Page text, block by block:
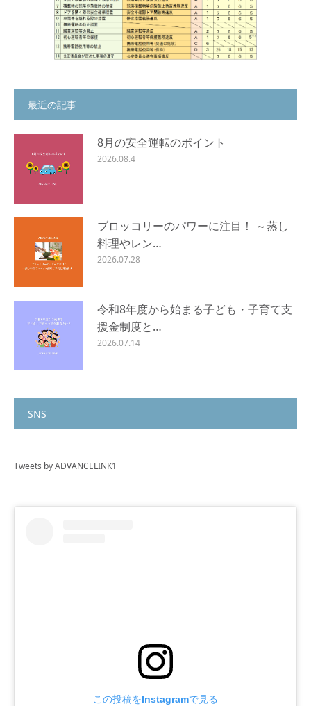
最近の記事
8月の安全運転のポイント
2026.08.4
ブロッコリーのパワーに注目！ ～蒸し
料理やレン…
2026.07.28
令和8年度から始まる子ども・子育て支
援金制度と…
2026.07.14
SNS
Tweets by ADVANCELINK1
この投稿をInstagramで見る